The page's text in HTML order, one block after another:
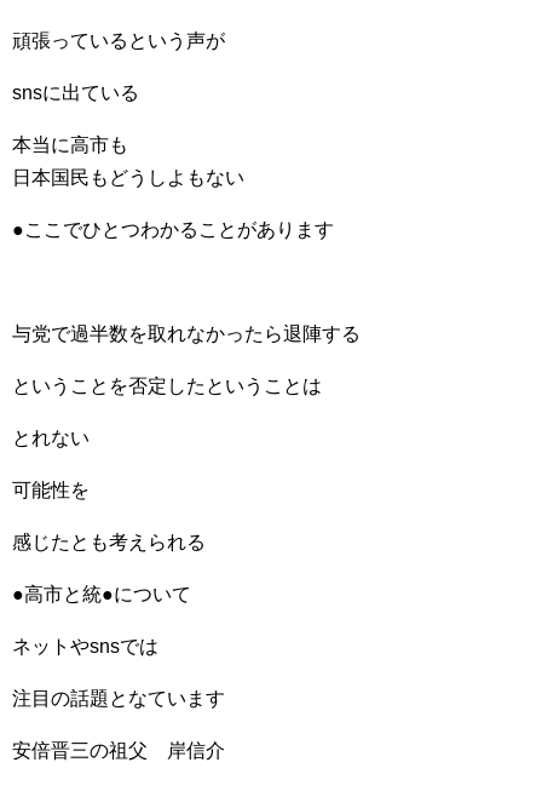
頑張っているという声が
snsに出ている
本当に高市も
日本国民もどうしよもない
●ここでひとつわかることがあります
与党で過半数を取れなかったら退陣する
ということを否定したということは
とれない
可能性を
感じたとも考えられる
●高市と統●について
ネットやsnsでは
注目の話題となています
安倍晋三の祖父 岸信介